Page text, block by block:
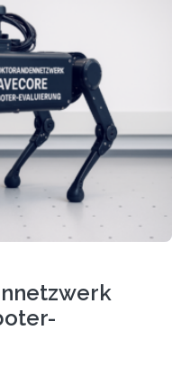
vor
Silizium-
Sie verbrauchen
die Datenübertragung
aus. Da KI-Modelle
Datenmengen
Bedarf an neuen